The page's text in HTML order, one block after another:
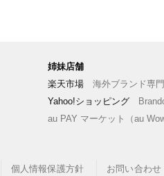
姉妹店舗
楽天市場 海外ブランド専
Yahoo!ショッピング
au PAY マーケット（au
個人情報保護方針 お問い合わせ